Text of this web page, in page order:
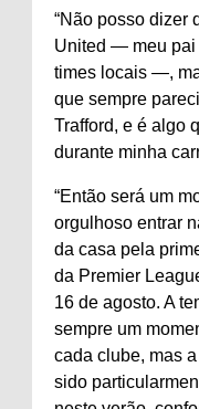
“Não posso dizer
United — meu pai
times locais —,
que sempre
Trafford, e é algo
durante minha
“Então será um
orgulhoso entrar
da casa pela
da Premier
16 de agosto. A
sempre um
cada clube, mas
sido